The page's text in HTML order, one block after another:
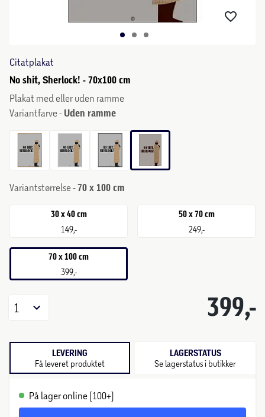
Citatplakat
No shit, Sherlock! - 70x100 cm
Plakat med eller uden ramme
Variantfarve - Uden ramme
Variantstørrelse -70 x 100 cm
30 x 40 cm
149,-
50 x 70 cm
249,-
70 x 100 cm
399,-
399,-
1
LEVERING
Få leveret produktet
LAGERSTATUS
Se lagerstatus i butikker
På lager online (100+)